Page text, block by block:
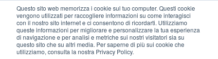
Questo sito web memorizza i cookie sul tuo computer. Questi cookie
vengono utilizzati per raccogliere informazioni su come interagisci
con il nostro sito internet e ci consentono di ricordarti. Utilizziamo
queste informazioni per migliorare e personalizzare la tua esperienza
di navigazione e per analisi e metriche sui nostri visitatori sia su
questo sito che su altri media. Per saperne di più sui cookie che
utilizziamo, consulta la nostra Privacy Policy.
contenuto
principale
User
account
User
Header
Seleziona Prodotti Contatto Vendite